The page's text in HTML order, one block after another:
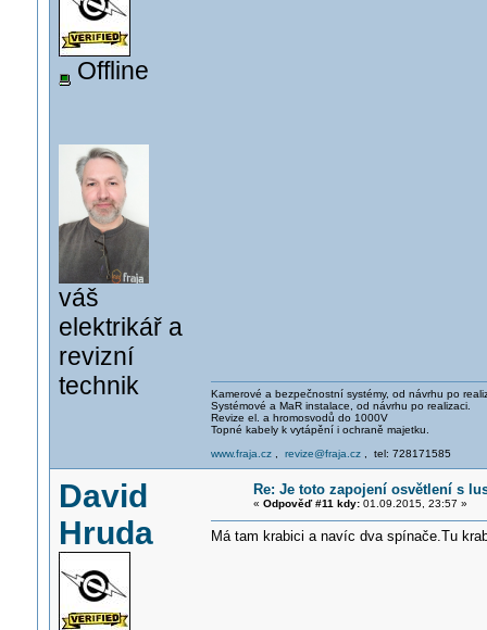
Offline
váš
elektrikář a
revizní
technik
Kamerové a bezpečnostní systémy, od návrhu po
Systémové a MaR instalace, od návrhu po realizaci.
Revize el. a hromosvodů do 1000V
Topné kabely k vytápění i ochraně majetku.
www.fraja.cz, revize@fraja.cz, tel: 728171585
David
Hruda
Re: Je toto zapojení osvětlení s
« Odpověď #11 kdy:01.09.2015, 23:57 »
Má tam krabici a navíc dva spínače.Tu